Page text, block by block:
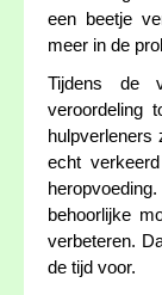
een beetje
meer in de
Tijdens de
veroordeling
hulpverleners
echt
behoorlijke
verbeteren.
de tijd voor.